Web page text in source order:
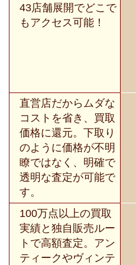
43店舗展開でどこで
もアクセス可能！
直営店だからムダな
コストを省き、買取
価格に還元。下取り
のように価格が不明
瞭ではなく、明確で
透明な査定が可能で
す。
100万点以上の買取
実績と独自販売ルー
トで高額査定。アン
ティークやヴィンテ